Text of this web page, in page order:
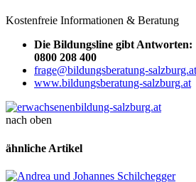
Kostenfreie Informationen & Beratung
Die Bildungsline gibt Antworten:
0800 208 400
frage@bildungsberatung-salzburg.at
www.bildungsberatung-salzburg.at
nach oben
ähnliche Artikel